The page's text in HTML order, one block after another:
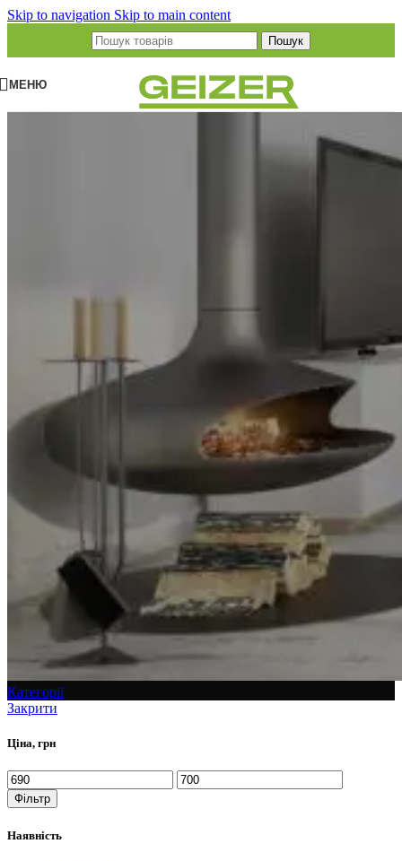
Skip to navigation Skip to main content
Пошук
МЕНЮ
Категорії
Закрити
Ціна, грн
Фільтр
Наявність